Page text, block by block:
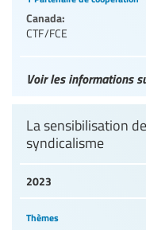
Canada:
CTF/FCE
Voir les informations
2023
La sensibilisation
syndicalisme
Thèmes